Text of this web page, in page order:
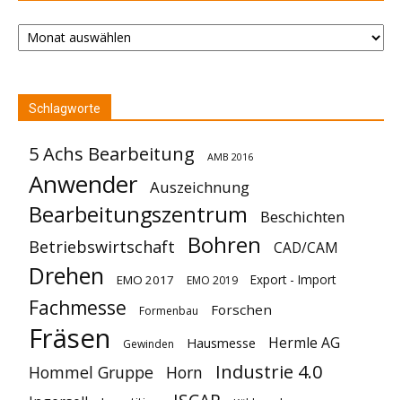
Archiv
Schlagworte
5 Achs Bearbeitung AMB 2016
Anwender Auszeichnung
Bearbeitungszentrum Beschichten
Betriebswirtschaft Bohren CAD/CAM
Drehen EMO 2017 EMO 2019 Export - Import
Fachmesse Formenbau Forschen
Fräsen Gewinden Hausmesse Hermle AG
Hommel Gruppe Horn Industrie 4.0